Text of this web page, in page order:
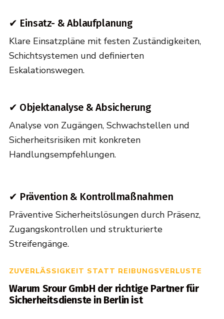
✔ Einsatz- & Ablaufplanung
Klare Einsatzpläne mit festen Zuständigkeiten,
Schichtsystemen und definierten
Eskalationswegen.
✔ Objektanalyse & Absicherung
Analyse von Zugängen, Schwachstellen und
Sicherheitsrisiken mit konkreten
Handlungsempfehlungen.
✔ Prävention & Kontrollmaßnahmen
Präventive Sicherheitslösungen durch Präsenz,
Zugangskontrollen und strukturierte
Streifengänge.
ZUVERLÄSSIGKEIT STATT REIBUNGSVERLUSTE
Warum Srour GmbH der richtige Partner für
Sicherheitsdienste in Berlin ist